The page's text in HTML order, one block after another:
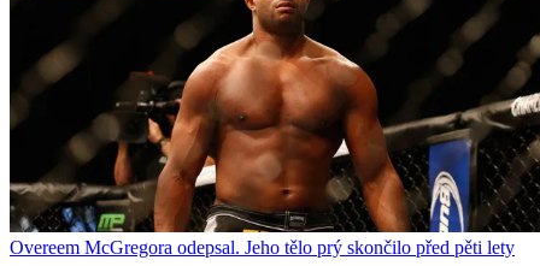
Overeem McGregora odepsal. Jeho tělo prý skončilo před pěti lety